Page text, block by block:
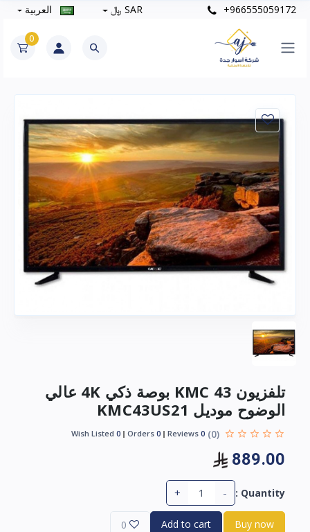
+966555059172 SAR ﷼ العربية
0
تلفزيون KMC 43 بوصة ذكي 4K عالي
الوضوح موديل KMC43US21
(0)
0
0
0
889.00
Quantity :
-
+
Buy now
Add to cart
0